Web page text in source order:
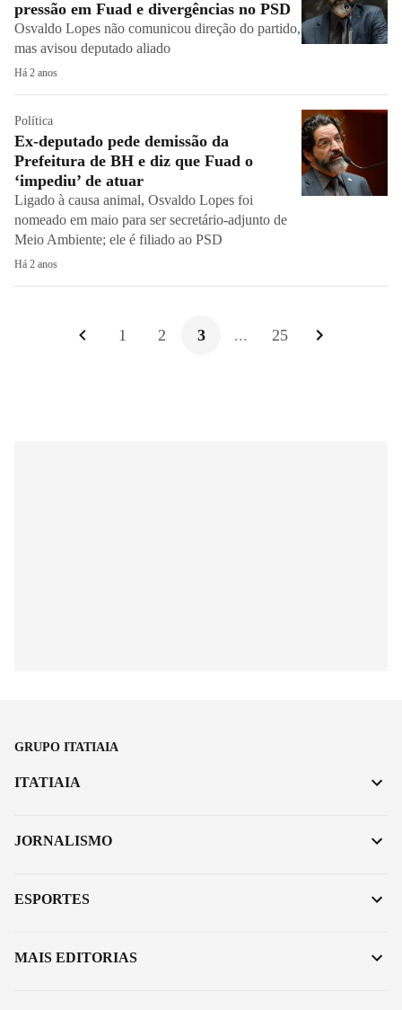
pressão em Fuad e divergências no PSD
Osvaldo Lopes não comunicou direção do partido,
mas avisou deputado aliado
Há 2 anos
Política
Ex-deputado pede demissão da
Prefeitura de BH e diz que Fuad o
‘impediu’ de atuar
Ligado à causa animal, Osvaldo Lopes foi
nomeado em maio para ser secretário-adjunto de
Meio Ambiente; ele é filiado ao PSD
Há 2 anos
1 2 3 ... 25
GRUPO ITATIAIA
ITATIAIA
JORNALISMO
ESPORTES
MAIS EDITORIAS